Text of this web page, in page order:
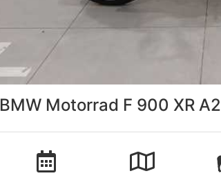
BMW Motorrad F 900 XR A2